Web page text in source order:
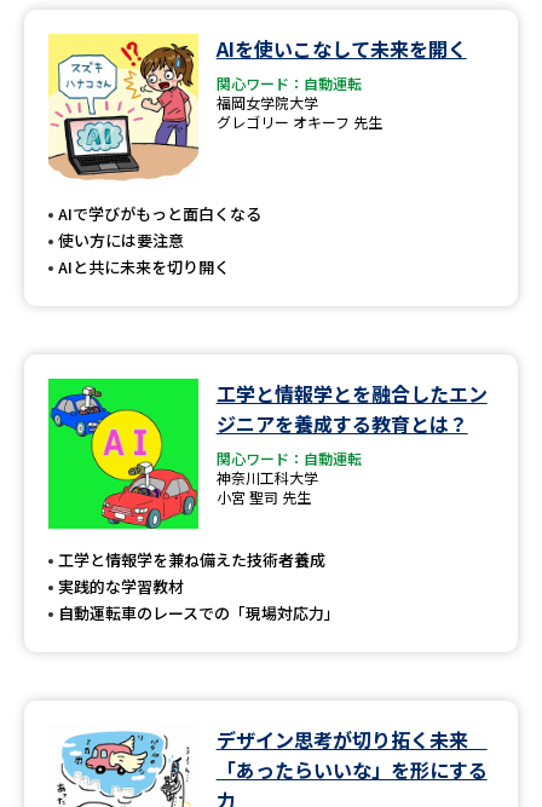
先輩が入学を決めた理由 テレメール全国一斉進学調査
新生活お役立ちガイド
学問発見
学問のミニ講義「夢ナビ講義」 学問分野解説
学問の教科書 夢ナビライブ
ユーザーサポート
Ｑ＆Ａ よくあるご質問
お支払いサイト
特定商取引表記
テレメール進学カタログ
AIを使いこなして未来を開く
関心ワード：自動運転
福岡女学院大学
グレゴリー オキーフ 先生
AIで学びがもっと面白くなる
使い方には要注意
AIと共に未来を切り開く
工学と情報学とを融合したエン
ジニアを養成する教育とは？
関心ワード：自動運転
神奈川工科大学
小宮 聖司 先生
工学と情報学を兼ね備えた技術者養成
実践的な学習教材
自動運転車のレースでの「現場対応力」
デザイン思考が切り拓く未来
「あったらいいな」を形にする
力